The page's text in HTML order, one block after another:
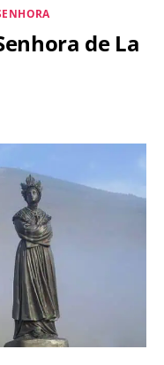
de La